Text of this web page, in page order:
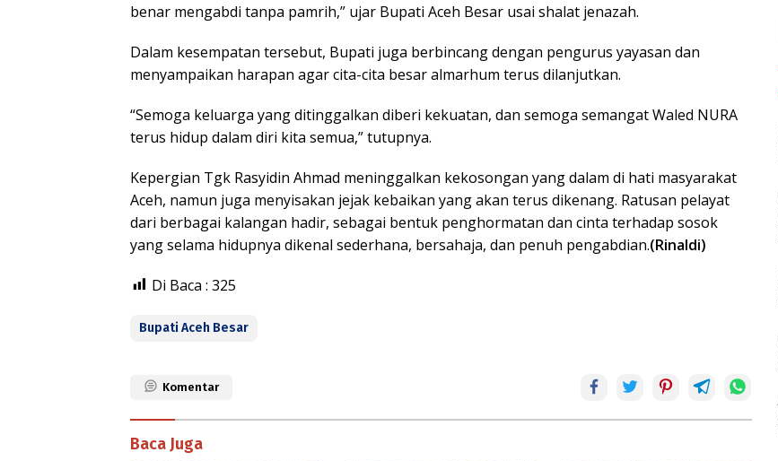
benar mengabdi tanpa pamrih,” ujar Bupati Aceh Besar usai shalat jenazah.
Dalam kesempatan tersebut, Bupati juga berbincang dengan pengurus yayasan dan
menyampaikan harapan agar cita-cita besar almarhum terus dilanjutkan.
“Semoga keluarga yang ditinggalkan diberi kekuatan, dan semoga semangat Waled NURA
terus hidup dalam diri kita semua,” tutupnya.
Kepergian Tgk Rasyidin Ahmad meninggalkan kekosongan yang dalam di hati masyarakat
Aceh, namun juga menyisakan jejak kebaikan yang akan terus dikenang. Ratusan pelayat
dari berbagai kalangan hadir, sebagai bentuk penghormatan dan cinta terhadap sosok
yang selama hidupnya dikenal sederhana, bersahaja, dan penuh pengabdian.(Rinaldi)
Di Baca : 325
Bupati Aceh Besar
Komentar
Baca Juga